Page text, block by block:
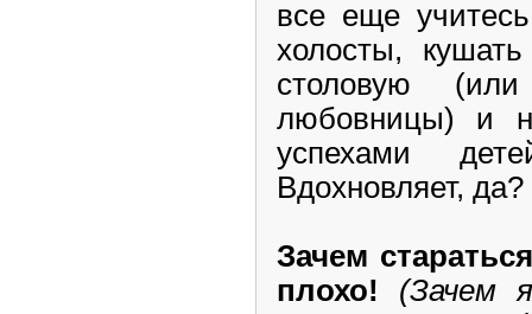
все еще
холосты,
столовую
любовницы) и
успехами
Вдохновляет, да?
Зачем
плохо! (Зачем